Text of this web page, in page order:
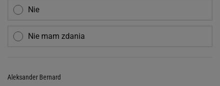
Nie
Nie mam zdania
Aleksander Bernard